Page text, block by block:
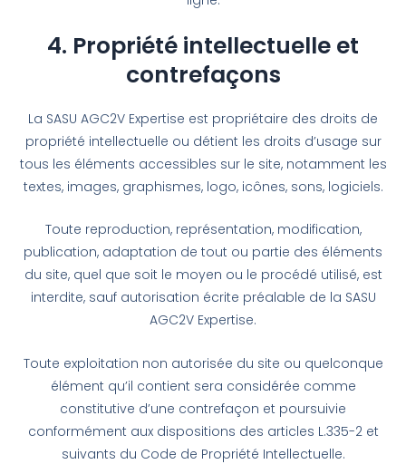
4. Propriété intellectuelle et
contrefaçons
La SASU AGC2V Expertise est propriétaire des droits de
propriété intellectuelle ou détient les droits d’usage sur
tous les éléments accessibles sur le site, notamment les
textes, images, graphismes, logo, icônes, sons, logiciels.
Toute reproduction, représentation, modification,
publication, adaptation de tout ou partie des éléments
du site, quel que soit le moyen ou le procédé utilisé, est
interdite, sauf autorisation écrite préalable de la SASU
AGC2V Expertise.
Toute exploitation non autorisée du site ou quelconque
élément qu’il contient sera considérée comme
constitutive d’une contrefaçon et poursuivie
conformément aux dispositions des articles L.335-2 et
suivants du Code de Propriété Intellectuelle.